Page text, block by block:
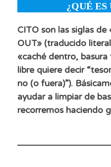
¿QUÉ ES
CITO son las siglas de
OUT» (traducido
«caché dentro,
libre quiere decir
no (o fuera)”).
ayudar a limpiar de
recorremos haciendo